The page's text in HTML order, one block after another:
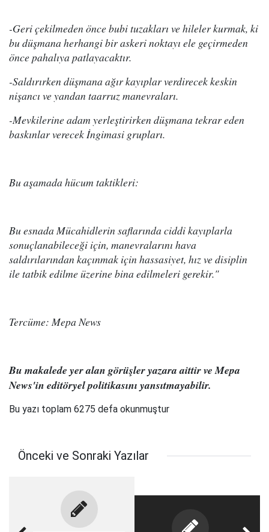
-Geri çekilmeden önce bubi tuzakları ve hileler kurmak, ki
bu düşmana herhangi bir askeri noktayı ele geçirmeden
önce pahalıya patlayacaktır.
-Saldırırken düşmana ağır kayıplar verdirecek keskin
nişancı ve yandan taarruz manevraları.
-Mevkilerine adam yerleştirirken düşmana tekrar eden
baskınlar verecek İngimasi grupları.
Bu aşamada hücum taktikleri:
Bu esnada Mücahidlerin saflarında ciddi kayıplarla
sonuçlanabileceği için, manevralarını hava
saldırılarından kaçınmak için hassasiyet, hız ve disiplin
ile tatbik edilme üzerine bina edilmeleri gerekir."
Tercüme: Mepa News
Bu makalede yer alan görüşler yazara aittir ve Mepa
News'in editöryel politikasını yansıtmayabilir.
Bu yazı toplam 6275 defa okunmuştur
Önceki ve Sonraki Yazılar